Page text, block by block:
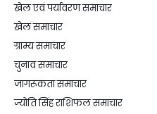
खेल एवं पर्यावरण समाचार
खेल समाचार
ग्राम्य समाचार
चुनाव समाचार
जागरूकता समाचार
ज्योति सिंह राशिफल समाचार